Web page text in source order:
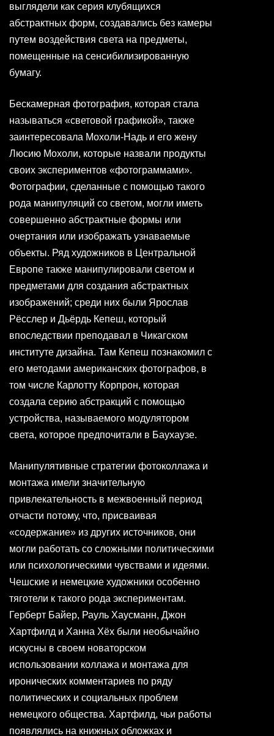
выглядели как серия клубящихся
абстрактных форм, создавались без камеры
путем воздействия света на предметы,
помещенные на сенсибилизированную
бумагу.
Бескамерная фотография, которая стала
называться «световой графикой», также
заинтересовала Мохоли-Надь и его жену
Люсию Мохоли, которые назвали продукты
своих экспериментов «фотограммами».
Фотографии, сделанные с помощью такого
рода манипуляций со светом, могли иметь
совершенно абстрактные формы или
очертания или изображать узнаваемые
объекты. Ряд художников в Центральной
Европе также манипулировали светом и
предметами для создания абстрактных
изображений; среди них были Ярослав
Рёсслер и Дьёрдь Кепеш, который
впоследствии преподавал в Чикагском
институте дизайна. Там Кепеш познакомил с
его методами американских фотографов, в
том числе Карлотту Корпрон, которая
создала серию абстракций с помощью
устройства, называемого модулятором
света, которое предпочитали в Баухаузе.
Манипулятивные стратегии фотоколлажа и
монтажа имели значительную
привлекательность в межвоенный период
отчасти потому, что, присваивая
«содержание» из других источников, они
могли работать со сложными политическими
или психологическими чувствами и идеями.
Чешские и немецкие художники особенно
тяготели к такого рода экспериментам.
Герберт Байер, Рауль Хаусманн, Джон
Хартфилд и Ханна Хёх были необычайно
искусны в своем новаторском
использовании коллажа и монтажа для
иронических комментариев по ряду
политических и социальных проблем
немецкого общества. Хартфилд, чьи работы
появлялись на книжных обложках и